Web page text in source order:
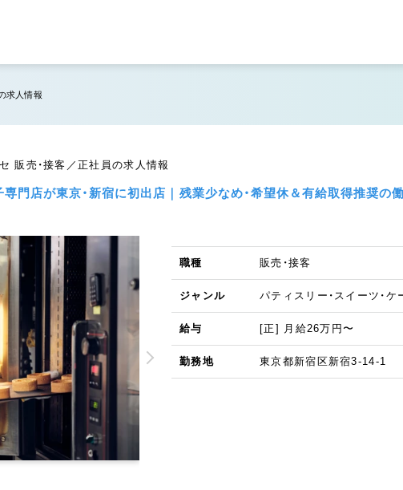
求人情報
販売・接客／正社員の求人情報
専門店が東京・新宿に初出店｜残業少なめ・希望休＆有給取得推奨
職種 販売・接客
ジャンル パティスリー・スイーツ・
給与 [正] 月給26万円〜
勤務地 東京都新宿区新宿3-14-1